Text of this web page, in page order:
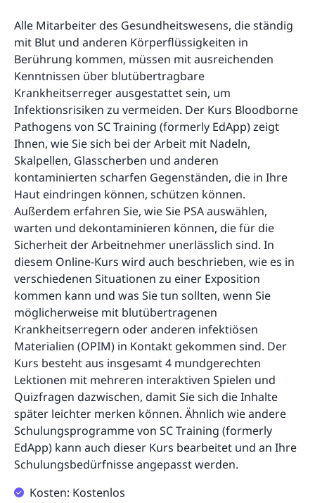
Alle Mitarbeiter des Gesundheitswesens, die ständig
mit Blut und anderen Körperflüssigkeiten in
Berührung kommen, müssen mit ausreichenden
Kenntnissen über blutübertragbare
Krankheitserreger ausgestattet sein, um
Infektionsrisiken zu vermeiden. Der Kurs Bloodborne
Pathogens von SC Training (formerly EdApp) zeigt
Ihnen, wie Sie sich bei der Arbeit mit Nadeln,
Skalpellen, Glasscherben und anderen
kontaminierten scharfen Gegenständen, die in Ihre
Haut eindringen können, schützen können.
Außerdem erfahren Sie, wie Sie PSA auswählen,
warten und dekontaminieren können, die für die
Sicherheit der Arbeitnehmer unerlässlich sind. In
diesem Online-Kurs wird auch beschrieben, wie es in
verschiedenen Situationen zu einer Exposition
kommen kann und was Sie tun sollten, wenn Sie
möglicherweise mit blutübertragenen
Krankheitserregern oder anderen infektiösen
Materialien (OPIM) in Kontakt gekommen sind. Der
Kurs besteht aus insgesamt 4 mundgerechten
Lektionen mit mehreren interaktiven Spielen und
Quizfragen dazwischen, damit Sie sich die Inhalte
später leichter merken können. Ähnlich wie andere
Schulungsprogramme von SC Training (formerly
EdApp) kann auch dieser Kurs bearbeitet und an Ihre
Schulungsbedürfnisse angepasst werden.
Kosten: Kostenlos